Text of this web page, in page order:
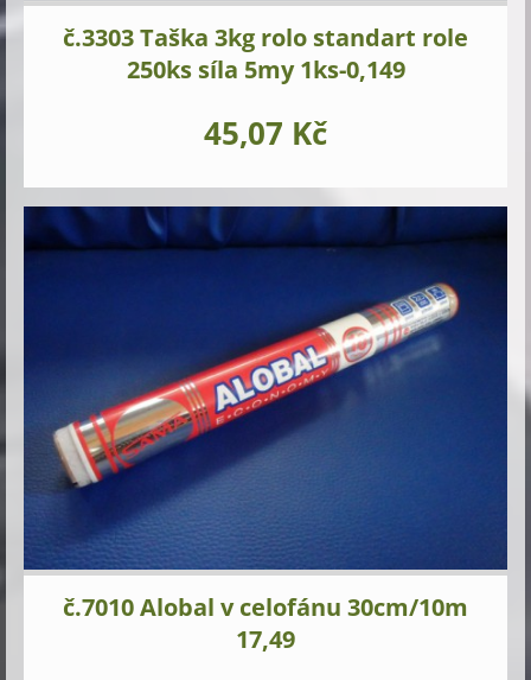
č.3303 Taška 3kg rolo standart role
250ks síla 5my 1ks-0,149
45,07 Kč
č.7010 Alobal v celofánu 30cm/10m
17,49